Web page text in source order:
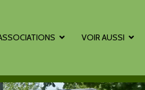
VOIR AUSSI